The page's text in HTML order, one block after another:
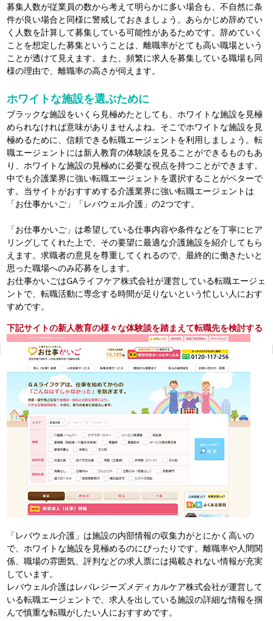
募集人数が従業員の数から考えて明らかに多い場合も、不自然に条
件が良い場合と同様に警戒しておきましょう。あらかじめ辞めてい
く人数を計算して募集している可能性があるためです。辞めていく
ことを想定した募集ということは、離職率がとても高い職場という
ことが透けて見えます。また、頻繁に求人を募集している職場も同
様の理由で、離職率の高さが伺えます。
ホワイトな施設を選ぶために
ブラックな施設をいくら見極めたとしても、ホワイトな施設を見極
められなければ意味がありませんよね。そこでホワイトな施設を見
極めるために、信頼できる転職エージェントを利用しましょう。転
職エージェントには新人教育の体験談を見ることができるものもあ
り、ホワイトな施設の見極めに必要な視点を持つことができます。
中でも介護業界に強い転職エージェントを選択することがベターで
す。当サイトがおすすめする介護業界に強い転職エージェントは
「お仕事かいご」「レバウェル介護」の2つです。
「お仕事かいご」は希望している仕事内容や条件などを丁寧にヒア
リングしてくれた上で、その要望に最適な介護施設を紹介してもら
えます。求職者の意見を尊重してくれるので、最終的に働きたいと
思った職場へのみ応募をします。
お仕事かいごはGAライフケア株式会社が運営している転職エージェ
ントで、転職活動に専念する時間が足りないという忙しい人におす
すめです。
下記サイトの新人教育の様々な体験談を踏まえて転職先を検討する
「レバウェル介護」は施設の内部情報の収集力がとにかく高いの
で、ホワイトな施設を見極めるのにぴったりです。離職率や人間関
係、職場の雰囲気、評判などの求人票には掲載されない情報が充実
しています。
レバウェル介護はレバレジーズメディカルケア株式会社が運営して
いる転職エージェントで、求人を出している施設の詳細な情報を掴
んで慎重な転職がしたい人におすすめです。